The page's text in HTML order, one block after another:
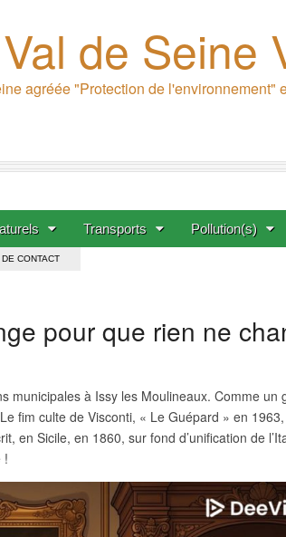
Val de Seine
agréée "Protection de l'environnement"
Transports Pollution(s)
CONTACT
pour que rien ne
municipales à Issy les Moulineaux. Comme un
fim culte de Visconti, « Le Guépard » en
en Sicile, en 1860, sur fond d’unification de
!